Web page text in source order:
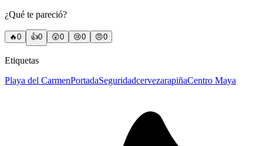
¿Qué te pareció?
🔥0 👍0 😲0 😢0 😠0
Etiquetas
Playa del CarmenPortadaSeguridadcervezarapiñaCentro Maya